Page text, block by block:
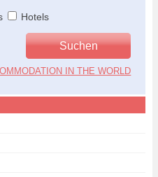
Hotels
IN THE WORLD